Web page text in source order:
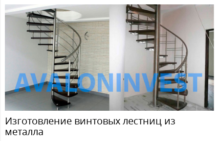
Изготовление винтовых лестниц из
металла